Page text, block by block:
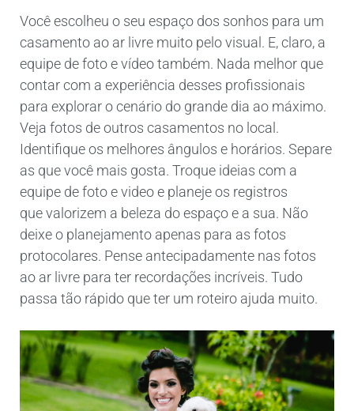
Você escolheu o seu espaço dos sonhos para um
casamento ao ar livre muito pelo visual. E, claro, a
equipe de foto e vídeo também. Nada melhor que
contar com a experiência desses profissionais
para explorar o cenário do grande dia ao máximo.
Veja fotos de outros casamentos no local.
Identifique os melhores ângulos e horários. Separe
as que você mais gosta. Troque ideias com a
equipe de foto e video e planeje os registros
que valorizem a beleza do espaço e a sua. Não
deixe o planejamento apenas para as fotos
protocolares. Pense antecipadamente nas fotos
ao ar livre para ter recordações incríveis. Tudo
passa tão rápido que ter um roteiro ajuda muito.